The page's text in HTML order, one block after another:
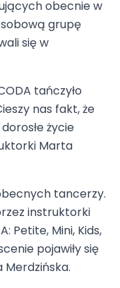
obecnie w
grupę
się w
tańczyło
nas fakt, że
życie
Marta
tancerzy.
instruktorki
Petite, Mini, Kids,
pojawiły się